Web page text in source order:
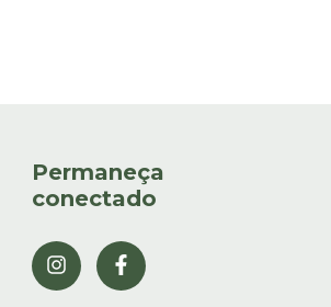
Permaneça
conectado